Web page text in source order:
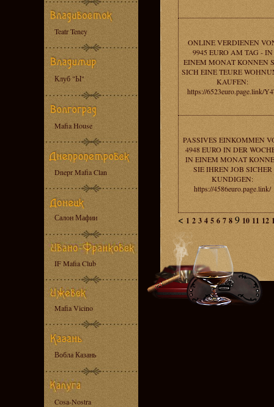
Teatr Teney
Клуб "Ы"
Mafia House
Dnepr Mafia Clan
Салон Мафии
IF Mafia Club
Mafia Vicino
Вобла Казань
Cosa-Nostra
ONLINE VERDIENEN
9945 EURO AM TAG - IN
EINEM MONAT KONNEN
SICH EINE TEURE
KAUFEN:
https://6523euro.page.link/
PASSIVES EINKOMMEN
4948 EURO IN DER
IN EINEM MONAT
SIE IHREN JOB SICHER
KUNDIGEN:
https://4586euro.page.link/
< 1 2 3 4 5 6 7 8 9 10 11 12